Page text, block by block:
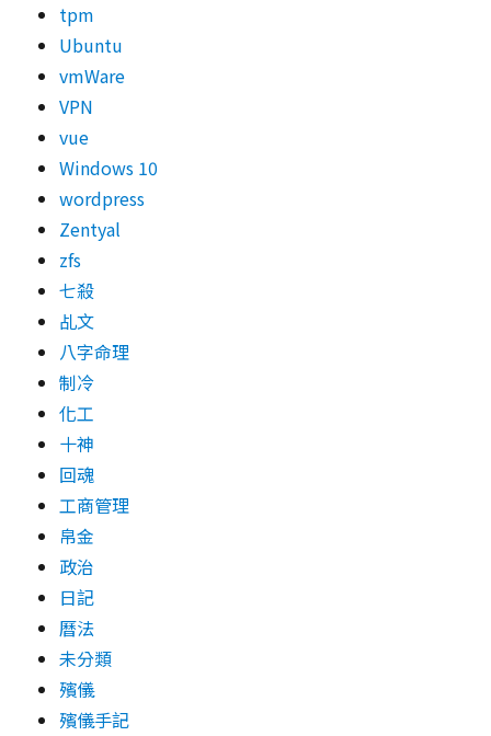
tpm
Ubuntu
vmWare
VPN
vue
Windows 10
wordpress
Zentyal
zfs
七殺
乩文
八字命理
制冷
化工
十神
回魂
工商管理
帛金
政治
日記
曆法
未分類
殯儀
殯儀手記